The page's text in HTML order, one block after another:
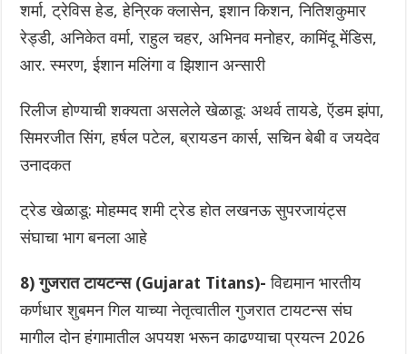
शर्मा, ट्रेविस हेड, हेन्रिक क्लासेन, इशान किशन, नितिशकुमार
रेड्डी, अनिकेत वर्मा, राहुल चहर, अभिनव मनोहर, कामिंदू मेंडिस,
आर. स्मरण, ईशान मलिंगा व झिशान अन्सारी
रिलीज होण्याची शक्यता असलेले खेळाडू: अथर्व तायडे, ऍडम झंपा,
सिमरजीत सिंग, हर्षल पटेल, ब्रायडन कार्स, सचिन बेबी व जयदेव
उनादकत
ट्रेड खेळाडू: मोहम्मद शमी ट्रेड होत लखनऊ सुपरजायंट्स
संघाचा भाग बनला आहे
8) गुजरात टायटन्स (Gujarat Titans)- विद्यमान भारतीय
कर्णधार शुबमन गिल याच्या नेतृत्वातील गुजरात टायटन्स संघ
मागील दोन हंगामातील अपयश भरून काढण्याचा प्रयत्न 2026